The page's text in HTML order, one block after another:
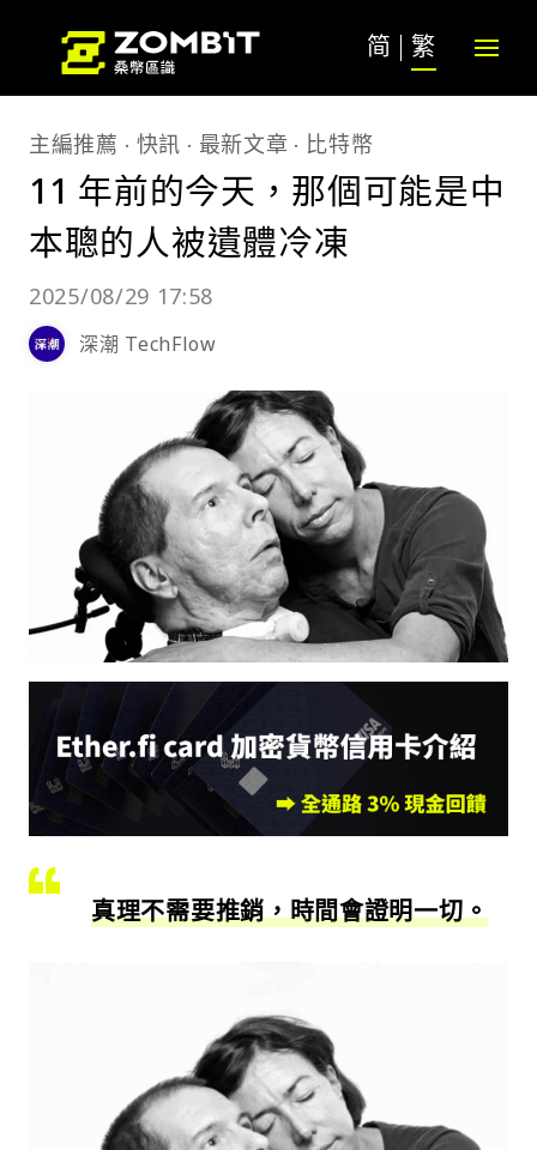
简 繁
主編推薦 快訊 最新文章 比特幣
11 年前的今天，那個可能是中
本聰的人被遺體冷凍
2025/08/29 17:58
深潮 TechFlow
真理不需要推銷，時間會證明一切。